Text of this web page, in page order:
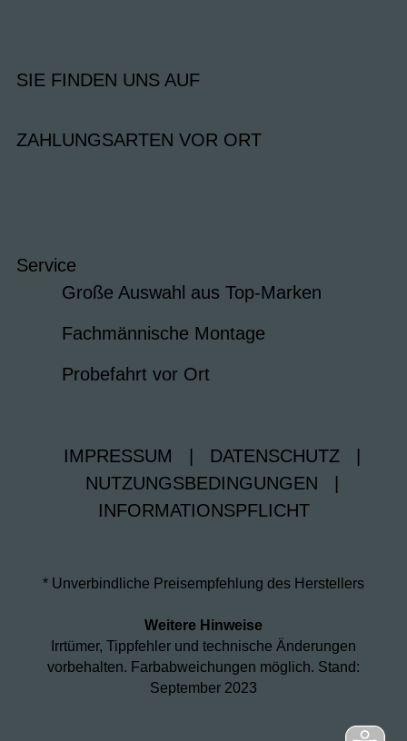
SIE FINDEN UNS AUF
ZAHLUNGSARTEN VOR ORT
Service
Große Auswahl aus Top-Marken
Fachmännische Montage
Probefahrt vor Ort
IMPRESSUM DATENSCHUTZ
NUTZUNGSBEDINGUNGEN
INFORMATIONSPFLICHT
* Unverbindliche Preisempfehlung des Herstellers
Weitere Hinweise
Irrtümer, Tippfehler und technische Änderungen
vorbehalten. Farbabweichungen möglich. Stand:
September 2023